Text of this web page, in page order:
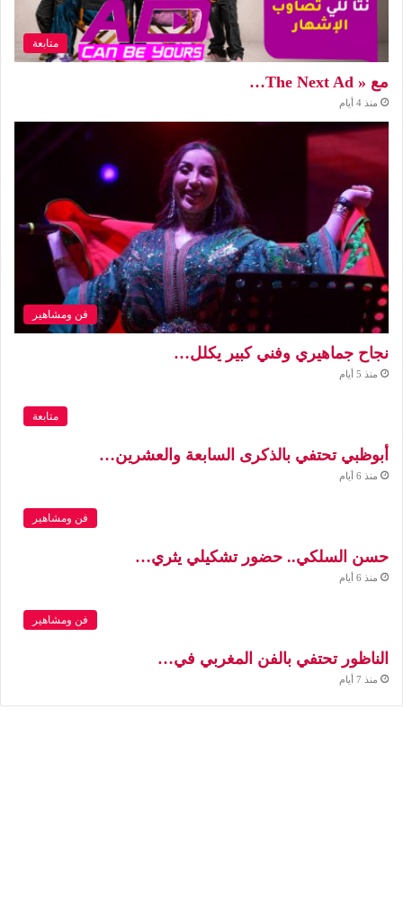
متابعة
مع « The Next Ad…
منذ 4 أيام
فن ومشاهير
نجاح جماهيري وفني كبير يكلل…
منذ 5 أيام
متابعة
أبوظبي تحتفي بالذكرى السابعة والعشرين…
منذ 6 أيام
فن ومشاهير
حسن السلكي.. حضور تشكيلي يثري…
منذ 6 أيام
فن ومشاهير
الناظور تحتفي بالفن المغربي في…
منذ 7 أيام